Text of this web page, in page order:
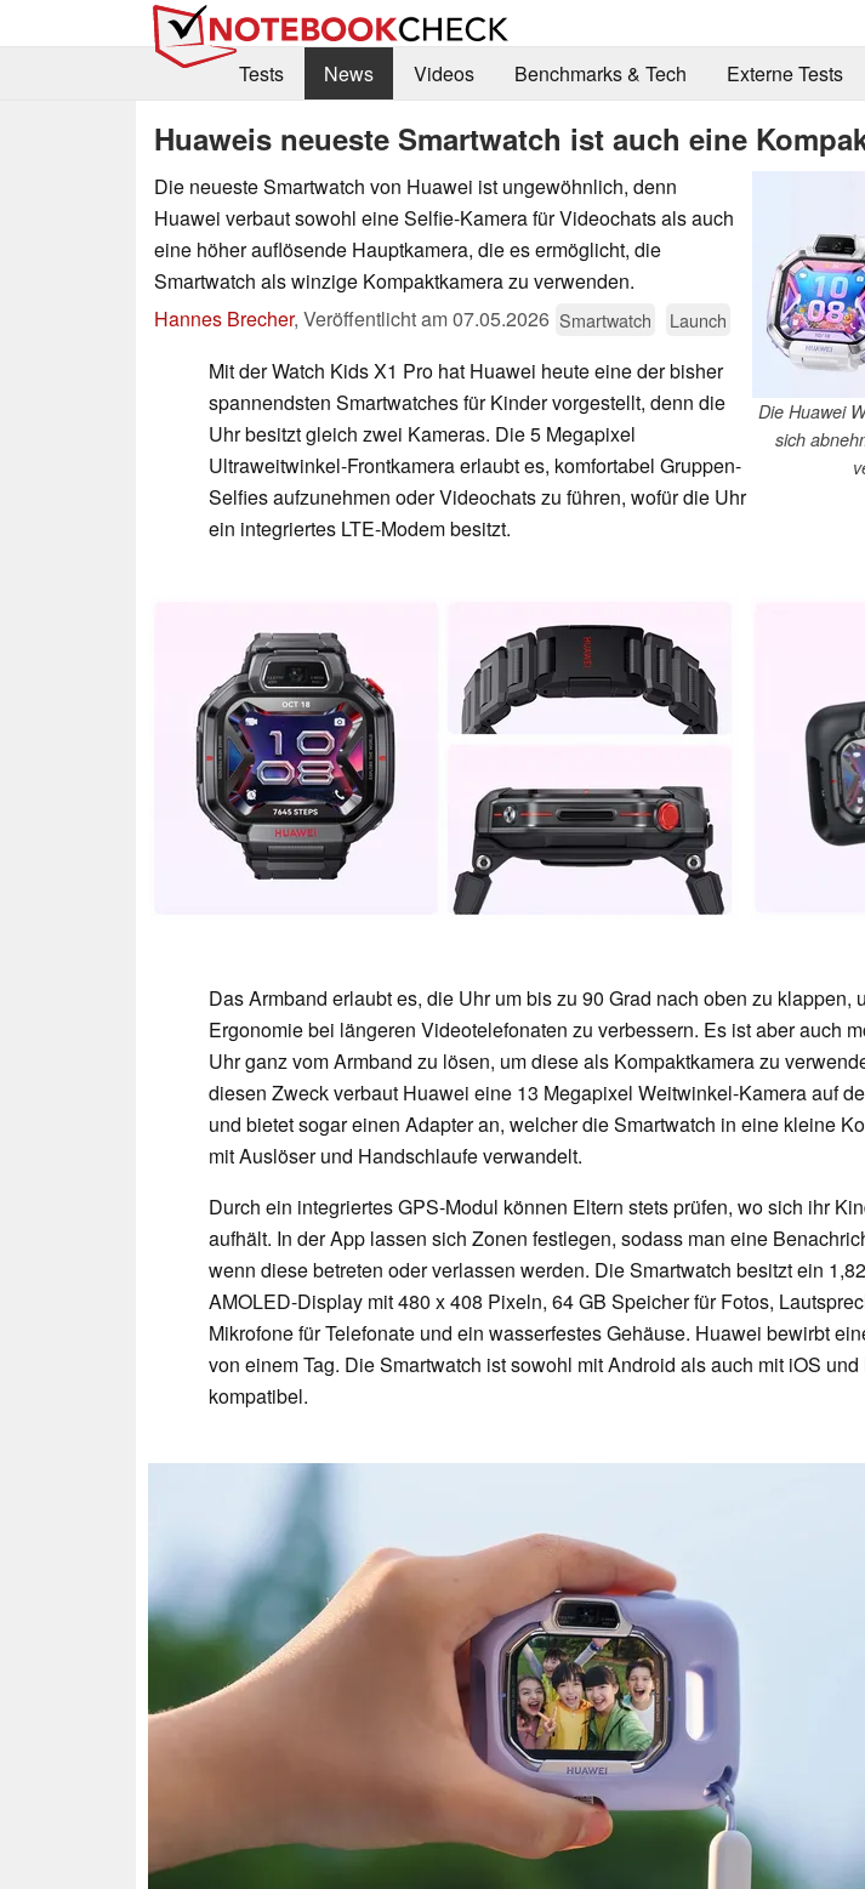
Tests
News Videos Benchmarks & Tech Externe Tests
Huaweis neueste Smartwatch ist auch eine
Die Huawei
sich
Die neueste Smartwatch von Huawei ist ungewöhnlich, denn
Huawei verbaut sowohl eine Selfie-Kamera für Videochats als auch
eine höher auflösende Hauptkamera, die es ermöglicht, die
Smartwatch als winzige Kompaktkamera zu verwenden.
Hannes Brecher, Veröffentlicht am07.05.2026 Smartwatch Launch
Mit der Watch Kids X1 Pro hat Huawei heute eine der bisher
spannendsten Smartwatches für Kinder vorgestellt, denn die
Uhr besitzt gleich zwei Kameras. Die 5 Megapixel
Ultraweitwinkel-Frontkamera erlaubt es, komfortabel Gruppen-
Selfies aufzunehmen oder Videochats zu führen, wofür die Uhr
ein integriertes LTE-Modem besitzt.
Das Armband erlaubt es, die Uhr um bis zu 90 Grad nach oben zu klappen,
Ergonomie bei längeren Videotelefonaten zu verbessern. Es ist aber auch
Uhr ganz vom Armband zu lösen, um diese als Kompaktkamera zu
diesen Zweck verbaut Huawei eine 13 Megapixel Weitwinkel-Kamera auf
und bietet sogar einen Adapter an, welcher die Smartwatch in eine kleine
mit Auslöser und Handschlaufe verwandelt.
Durch ein integriertes GPS-Modul können Eltern stets prüfen, wo sich ihr
aufhält. In der App lassen sich Zonen festlegen, sodass man eine
wenn diese betreten oder verlassen werden. Die Smartwatch besitzt ein
AMOLED-Display mit 480 x 408 Pixeln, 64 GB Speicher für Fotos,
Mikrofone für Telefonate und ein wasserfestes Gehäuse. Huawei bewirbt
von einem Tag. Die Smartwatch ist sowohl mit Android als auch mit iOS
kompatibel.